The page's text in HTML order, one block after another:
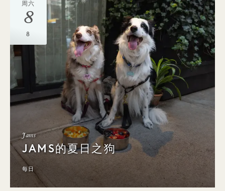
周六
8
8
Jams
JAMS的夏日之狗
每日